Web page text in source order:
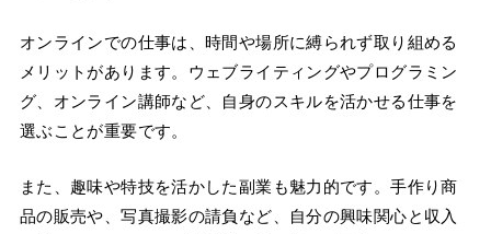
オンラインでの仕事は、時間や場所に縛られず取り組める
メリットがあります。ウェブライティングやプログラミン
グ、オンライン講師など、自身のスキルを活かせる仕事を
選ぶことが重要です。
また、趣味や特技を活かした副業も魅力的です。手作り商
品の販売や、写真撮影の請負など、自分の興味関心と収入